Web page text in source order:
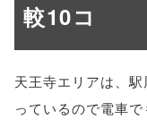
較10コ
天王寺エリアは、
っているので電車